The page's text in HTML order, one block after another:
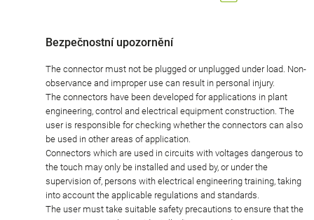
Bezpečnostní upozornění
The connector must not be plugged or unplugged under load. Non-
observance and improper use can result in personal injury.
The connectors have been developed for applications in plant
engineering, control and electrical equipment construction. The
user is responsible for checking whether the connectors can also
be used in other areas of application.
Connectors which are used in circuits with voltages dangerous to
the touch may only be installed and used by, or under the
supervision of, persons with electrical engineering training, taking
into account the applicable regulations and standards.
The user must take suitable safety precautions to ensure that the